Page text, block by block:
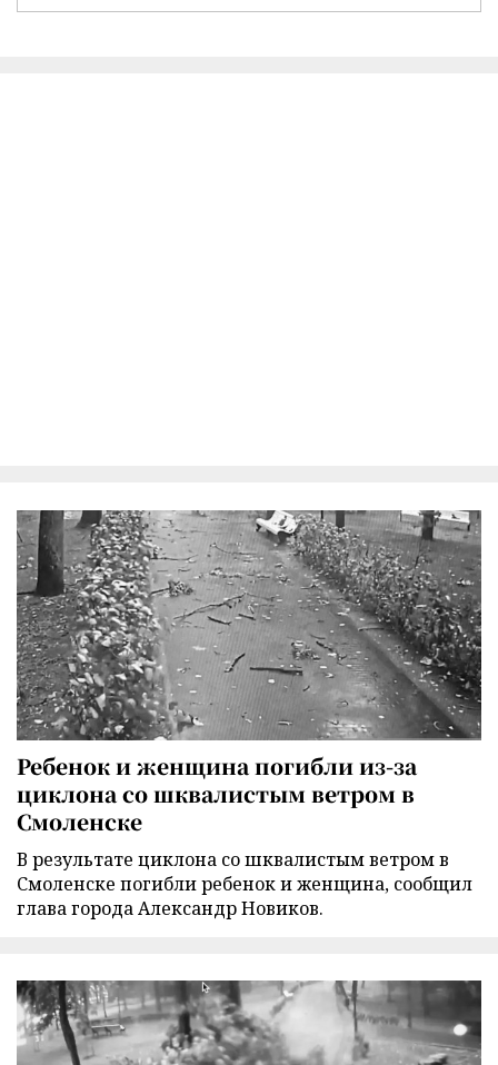
Ребенок и женщина погибли из-за
циклона со шквалистым ветром в
Смоленске
В результате циклона со шквалистым ветром в
Смоленске погибли ребенок и женщина, сообщил
глава города Александр Новиков.